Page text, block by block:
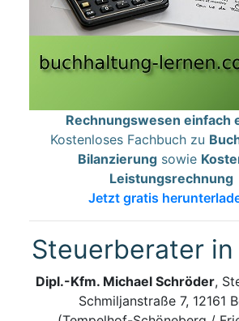
Rechnungswesen einfach
Kostenloses Fachbuch zu
Bilanzierung sowie
Leistungsrechnung
Jetzt gratis
Steuerberater in
Dipl.-Kfm. Michael Schröder,
Schmiljanstraße 7, 12161